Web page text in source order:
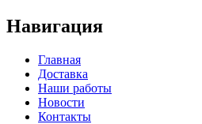
Навигация
Главная
Доставка
Наши работы
Новости
Контакты